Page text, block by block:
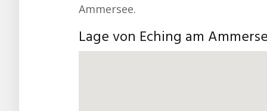
Ammersee.
Lage von Eching am